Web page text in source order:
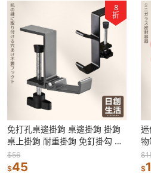
8
折
免打孔桌邊掛鉤 桌邊掛鉤 掛鉤
桌上掛鉤 耐重掛鉤 免釘掛勾 辦
公桌掛鉤 包包掛鉤
$56
$45
迷
物
乾
$